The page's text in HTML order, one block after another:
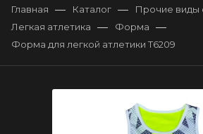
Главная — Каталог — Прочие виды
Легкая атлетика — Форма —
Форма для легкой атлетики T6209